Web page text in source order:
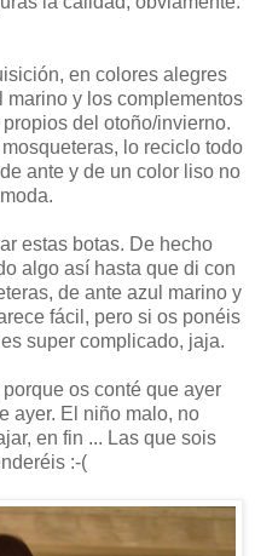
en colores alegres
marino y los complementos
del otoño/invierno.
lo reciclo todo
ante y de un color liso no
estas botas. De hecho
algo así hasta que di con
de ante azul marino y
fácil, pero si os ponéis
super complicado, jaja.
os conté que ayer
ayer. El niño malo, no
en fin ... Las que sois
:-(